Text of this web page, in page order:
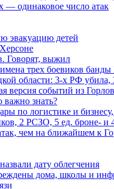
— одинаковое число атак
эвакуацию детей
Говорят, выжил
трех боевиков банды
области: 3-х РФ убила,
версия событий из
знать?
по логистике и
2 РСЗО, 5 ед. броне- и
чем на ближайшем к
дату облегчения
дома, школы и